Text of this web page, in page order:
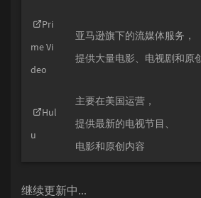
Pri
me Vi
deo
亚马逊旗下的流媒体服务，
提供大量电影、电视剧和原
Hul
u
主要在美国运营，
提供最新的电视节目、
电影和原创内容
继续更新中...